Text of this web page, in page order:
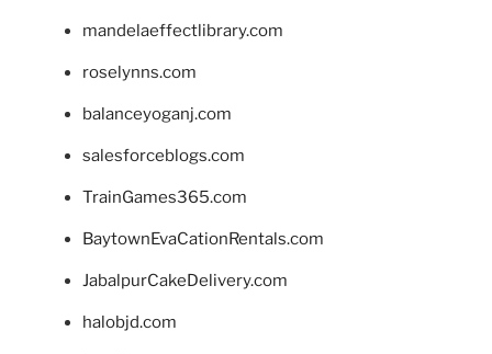
mandelaeffectlibrary.com
roselynns.com
balanceyoganj.com
salesforceblogs.com
TrainGames365.com
BaytownEvaCationRentals.com
JabalpurCakeDelivery.com
halobjd.com